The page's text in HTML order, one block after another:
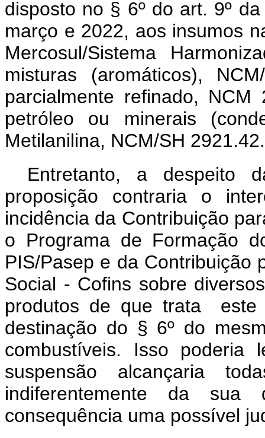
disposto no § 6º do art. 9º
março e 2022, aos insumos
Mercosul/Sistema
misturas (aromáticos),
parcialmente refinado,
petróleo ou minerais
Metilanilina, NCM/SH
Entretanto, a despeito
proposição contraria o
incidência da Contribuição
o Programa de Formação
PIS/Pasep e da Contribuição
Social - Cofins sobre
produtos de que trata este
destinação do § 6º do
combustíveis. Isso poderia
suspensão alcançaria
indiferentemente da
consequência uma possível